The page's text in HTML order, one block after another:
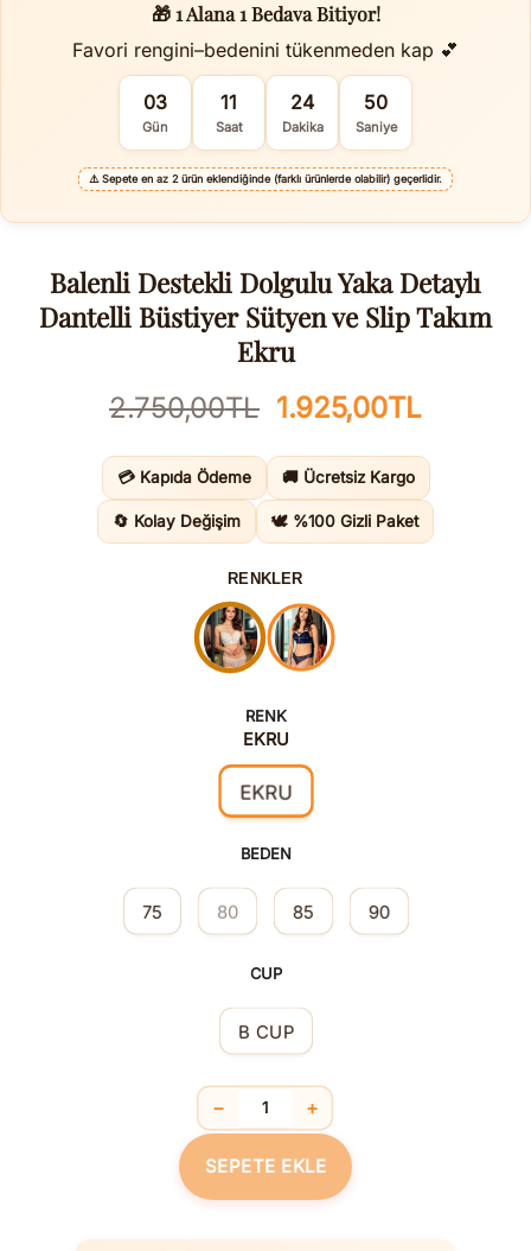
🎁 1 Alana 1 Bedava Bitiyor!
Favori rengini–bedenini tükenmeden kap 💕
03
Gün
11
Saat
24
Dakika
49
Saniye
⚠️Sepete en az 2 ürün eklendiğinde (farklı ürünlerde olabilir) geçerlidir.
Balenli Destekli Dolgulu Yaka Detaylı
Dantelli Büstiyer Sütyen ve Slip Takım
Ekru
2.750,00TL Orijinal
2.750,00TL.
1.925,00TLŞu
fiyat:
💳 Kapıda Ödeme 🚚 Ücretsiz Kargo
🔄 Kolay Değişim 🕊️ %100 Gizli Paket
RENKLER
RENK
EKRU
EKRU
BEDEN
75 80 85 90
CUP
B CUP
Balenli Destekli Dolgulu Yaka Detaylı
− +
SEPETE EKLE